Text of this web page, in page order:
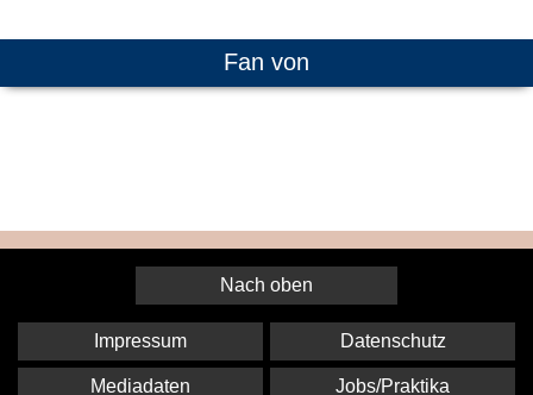
Fan von
Nach oben
Impressum Datenschutz
Mediadaten Jobs/Praktika